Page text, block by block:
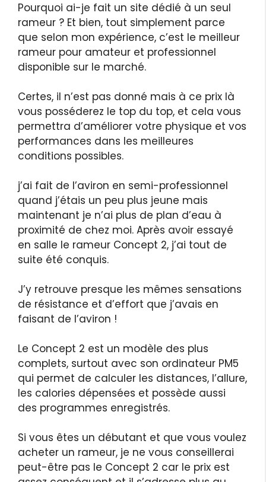
Pourquoi ai-je fait un site dédié à un seul
rameur ? Et bien, tout simplement parce
que selon mon expérience, c’est le meilleur
rameur pour amateur et professionnel
disponible sur le marché.
Certes, il n’est pas donné mais à ce prix là
vous posséderez le top du top, et cela vous
permettra d’améliorer votre physique et vos
performances dans les meilleures
conditions possibles.
j’ai fait de l’aviron en semi-professionnel
quand j’étais un peu plus jeune mais
maintenant je n’ai plus de plan d’eau à
proximité de chez moi. Après avoir essayé
en salle le rameur Concept 2, j’ai tout de
suite été conquis.
J’y retrouve presque les mêmes sensations
de résistance et d’effort que j’avais en
faisant de l’aviron !
Le Concept 2 est un modèle des plus
complets, surtout avec son ordinateur PM5
qui permet de calculer les distances, l’allure,
les calories dépensées et possède aussi
des programmes enregistrés.
Si vous êtes un débutant et que vous voulez
acheter un rameur, je ne vous conseillerai
peut-être pas le Concept 2 car le prix est